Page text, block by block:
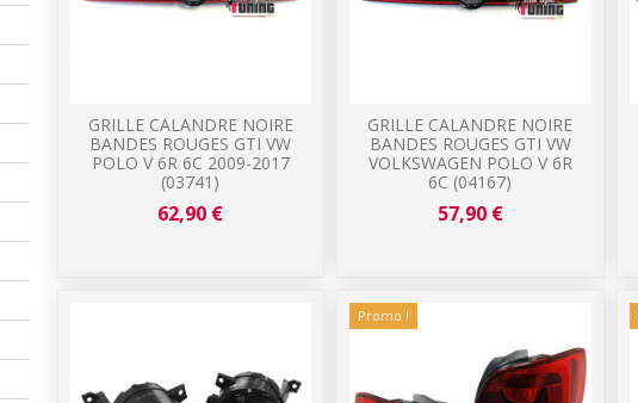
GRILLE CALANDRE NOIRE
BANDES ROUGES GTI VW
POLO V 6R 6C 2009-2017
(03741)
62,90 €
GRILLE CALANDRE NOIRE
BANDES ROUGES GTI VW
VOLKSWAGEN POLO V 6R
6C (04167)
57,90 €
Promo !